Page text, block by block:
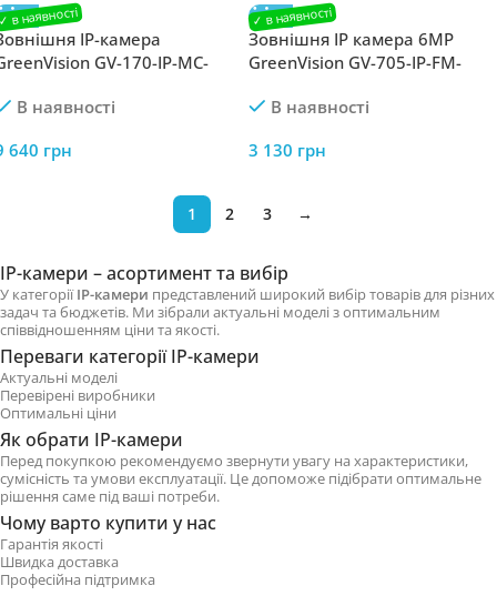
IP-камера
GV-170-IP-MC-
В наявності
640 грн
Зовнішня IP камера 6MP
GreenVision GV-705-IP-FM-
В наявності
3 130 грн
1 2 3 →
IP-камери – асортимент та вибір
У категоріїIP-камери представлений широкий вибір товарів для різних
задач та бюджетів. Ми зібрали актуальні моделі з оптимальним
співвідношенням ціни та якості.
Переваги категорії IP-камери
Актуальні моделі
Перевірені виробники
Оптимальні ціни
Як обрати IP-камери
Перед покупкою рекомендуємо звернути увагу на характеристики,
сумісність та умови експлуатації. Це допоможе підібрати оптимальне
рішення саме під ваші потреби.
Чому варто купити у нас
Гарантія якості
Швидка доставка
Професійна підтримка